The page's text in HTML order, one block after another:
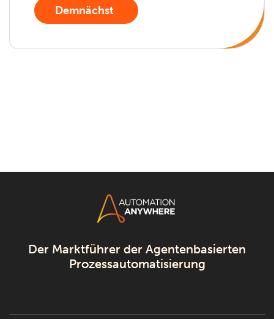
Demnächst
Der Marktführer der Agentenbasierten
Prozessautomatisierung